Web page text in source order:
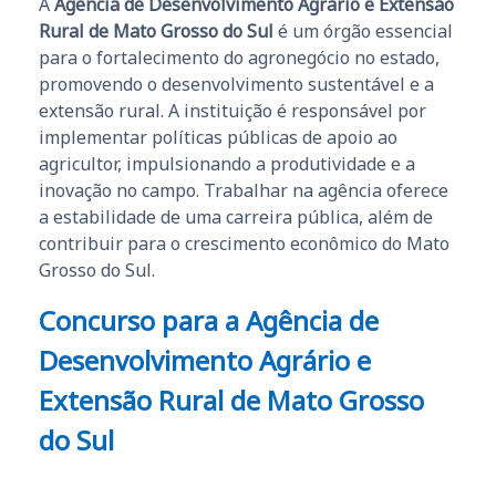
Rural de Mato Grosso do Sul é um órgão essencial
para o fortalecimento do agronegócio no estado,
promovendo o desenvolvimento sustentável e a
extensão rural. A instituição é responsável por
implementar políticas públicas de apoio ao
agricultor, impulsionando a produtividade e a
inovação no campo. Trabalhar na agência oferece
a estabilidade de uma carreira pública, além de
contribuir para o crescimento econômico do Mato
Grosso do Sul.
Concurso para a Agência de
Desenvolvimento Agrário e
Extensão Rural de Mato Grosso
do Sul